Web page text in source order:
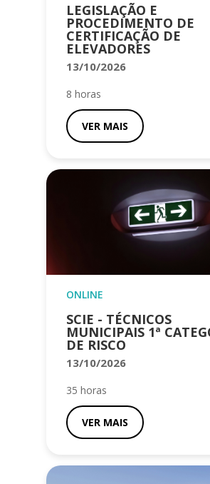
LEGISLAÇÃO E
PROCEDIMENTO DE
CERTIFICAÇÃO DE
ELEVADORES
13/10/2026
8 horas
VER MAIS
ONLINE
SCIE - TÉCNICOS
MUNICIPAIS 1ª
DE RISCO
13/10/2026
35 horas
VER MAIS